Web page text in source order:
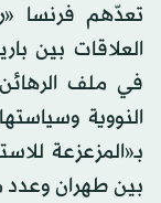
تعدّهم فرنسا
العلاقات بين
في ملف
النووية
بـ«المزعزعة
بين طهران وعدد